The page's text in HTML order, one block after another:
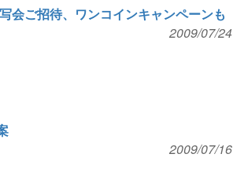
会ご招待、ワンコインキャンペーンも
2009/07/24
2009/07/16